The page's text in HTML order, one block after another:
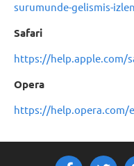
surumunde-gelismis-
Safari
https://help.apple.com/
Opera
https://help.opera.com/